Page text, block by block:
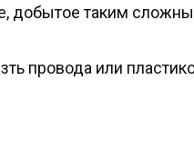
добытое таким
провода или